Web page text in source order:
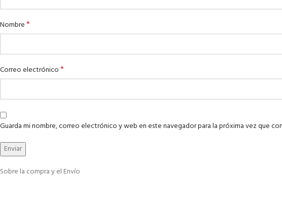
Nombre*
Correo electrónico*
Guarda mi nombre, correo electrónico y web en este navegador para la próxima vez que
Sobre la compra y el Envío